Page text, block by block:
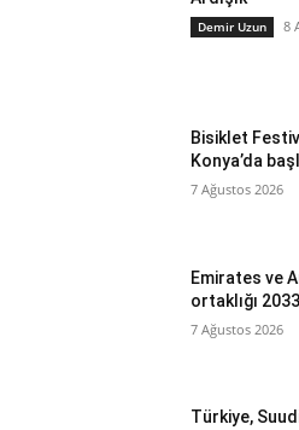
Demir Uzun 8
Bisiklet
Konya’da
7 Ağustos 2026
Emirates ve
ortaklığı
7 Ağustos 2026
Türkiye,